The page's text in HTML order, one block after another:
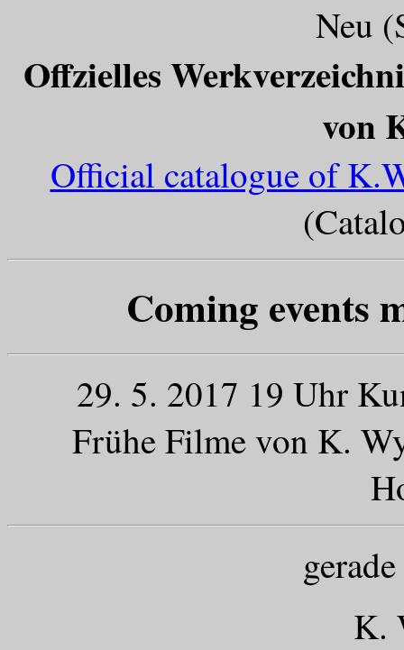
Neu
Offzielles
von
Official catalogue of
Coming events
29. 5. 2017 19 Uhr
Frühe Filme von K.
K.